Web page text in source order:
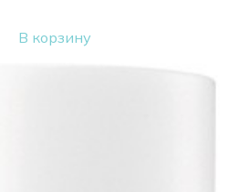
В корзину